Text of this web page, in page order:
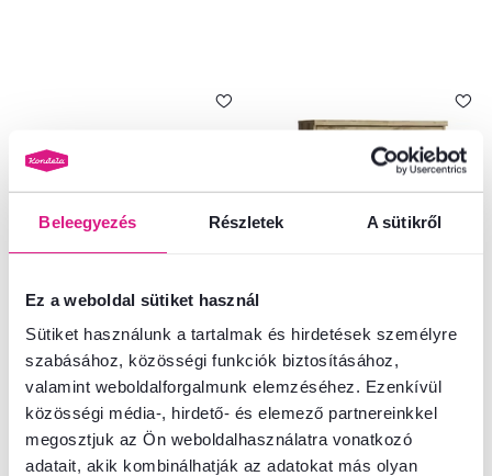
Beleegyezés Részletek A sütikről
Ez a weboldal sütiket használ
Sütiket használunk a tartalmak és hirdetések személyre
szabásához, közösségi funkciók biztosításához,
valamint weboldalforgalmunk elemzéséhez. Ezenkívül
közösségi média-, hirdető- és elemező partnereinkkel
megosztjuk az Ön weboldalhasználatra vonatkozó
adatait, akik kombinálhatják az adatokat más olyan
4,0 1
Cipősszekrény 2D, navarra tölgy,
DORSI
51 700 Ft
Cipősszekrény 3K, navarra tölgy,
DORSI
66 100 Ft